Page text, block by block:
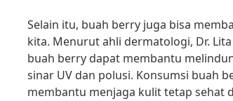
Selain itu, buah berry juga bisa
kita. Menurut ahli dermatologi, Dr.
buah berry dapat membantu
sinar UV dan polusi. Konsumsi buah
membantu menjaga kulit tetap sehat